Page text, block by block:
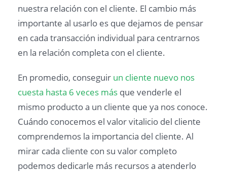
nuestra relación con el cliente. El cambio más
importante al usarlo es que dejamos de pensar
en cada transacción individual para centrarnos
en la relación completa con el cliente.
En promedio, conseguir un cliente nuevo nos
cuesta hasta 6 veces más que venderle el
mismo producto a un cliente que ya nos conoce.
Cuándo conocemos el valor vitalicio del cliente
comprendemos la importancia del cliente. Al
mirar cada cliente con su valor completo
podemos dedicarle más recursos a atenderlo